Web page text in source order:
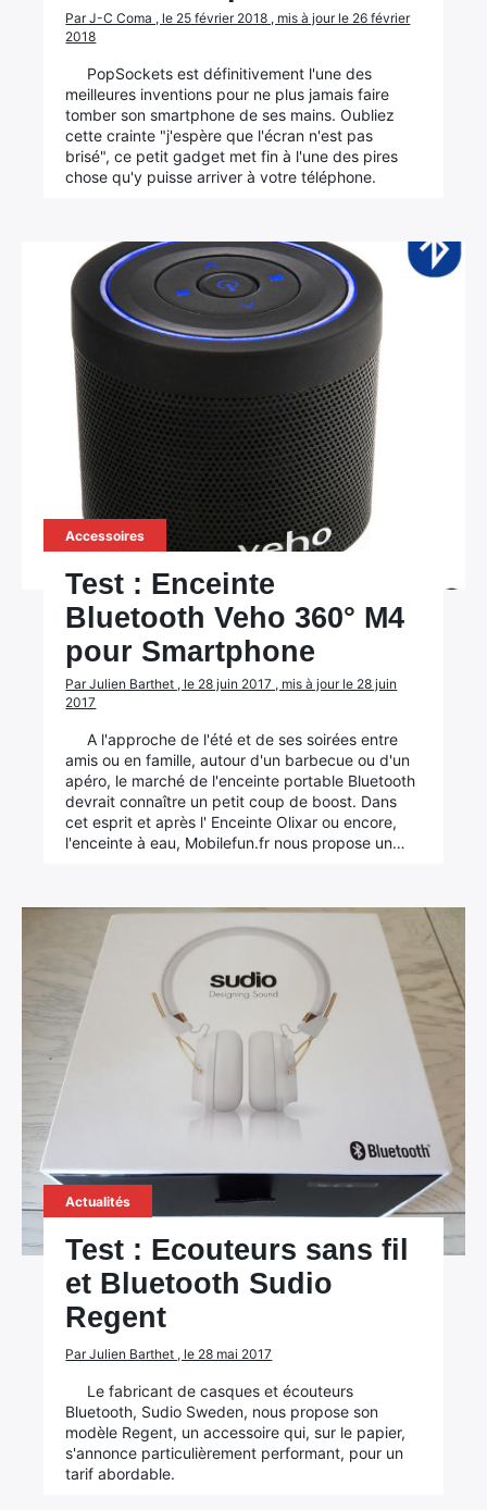
Par J-C Coma , le 25 février 2018 , mis à jour le 26 février
2018
PopSockets est définitivement l'une des
meilleures inventions pour ne plus jamais faire
tomber son smartphone de ses mains. Oubliez
cette crainte "j'espère que l'écran n'est pas
brisé", ce petit gadget met fin à l'une des pires
chose qu'y puisse arriver à votre téléphone.
Accessoires
Test : Enceinte
Bluetooth Veho 360° M4
pour Smartphone
Par Julien Barthet , le 28 juin 2017 , mis à jour le 28 juin
2017
A l'approche de l'été et de ses soirées entre
amis ou en famille, autour d'un barbecue ou d'un
apéro, le marché de l'enceinte portable Bluetooth
devrait connaître un petit coup de boost. Dans
cet esprit et après l' Enceinte Olixar ou encore,
l'enceinte à eau, Mobilefun.fr nous propose un…
Actualités
Test : Ecouteurs sans fil
et Bluetooth Sudio
Regent
Par Julien Barthet , le 28 mai 2017
Le fabricant de casques et écouteurs
Bluetooth, Sudio Sweden, nous propose son
modèle Regent, un accessoire qui, sur le papier,
s'annonce particulièrement performant, pour un
tarif abordable.
Rechercher